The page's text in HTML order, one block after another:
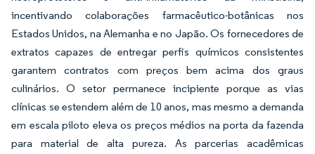
incentivando colaborações farmacêutico-botânicas nos
Estados Unidos, na Alemanha e no Japão. Os fornecedores de
extratos capazes de entregar perfis químicos consistentes
garantem contratos com preços bem acima dos graus
culinários. O setor permanece incipiente porque as vias
clínicas se estendem além de 10 anos, mas mesmo a demanda
em escala piloto eleva os preços médios na porta da fazenda
para material de alta pureza. As parcerias acadêmicas